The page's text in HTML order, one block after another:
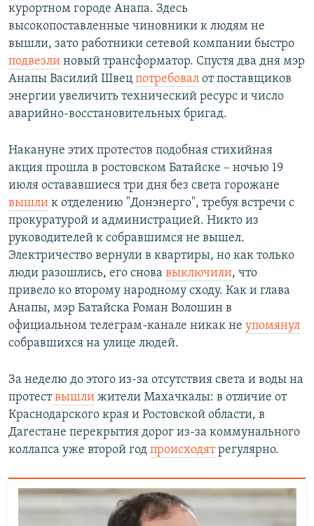
курортном городе Анапа. Здесь
высокопоставленные чиновники к людям не
вышли, зато работники сетевой компании быстро
подвезли новый трансформатор. Спустя два дня мэр
Анапы Василий Швец потребовал от поставщиков
энергии увеличить технический ресурс и число
аварийно-восстановительных бригад.
Накануне этих протестов подобная стихийная
акция прошла в ростовском Батайске – ночью 19
июля остававшиеся три дня без света горожане
вышли к отделению "Донэнерго", требуя встречи с
прокуратурой и администрацией. Никто из
руководителей к собравшимся не вышел.
Электричество вернули в квартиры, но как только
люди разошлись, его снова выключили, что
привело ко второму народному сходу. Как и глава
Анапы, мэр Батайска Роман Волошин в
официальном телеграм-канале никак не упомянул
собравшихся на улице людей.
За неделю до этого из-за отсутствия света и воды на
протествышли жители Махачкалы: в отличие от
Краснодарского края и Ростовской области, в
Дагестане перекрытия дорог из-за коммунального
коллапса уже второй год происходятрегулярно.